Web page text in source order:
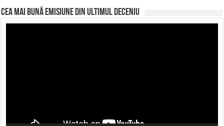
CEA MAI BUNĂ EMISIUNE DIN ULTIMUL DECENIU